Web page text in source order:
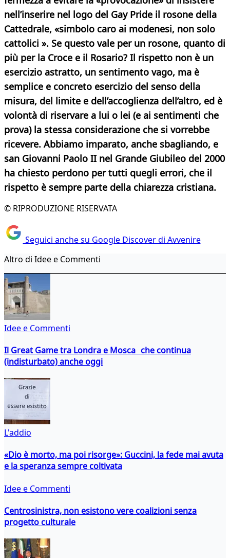
nell’inserire nel logo del Gay Pride il rosone della
Cattedrale, «simbolo caro ai modenesi, non solo
cattolici ». Se questo vale per un rosone, quanto di
più per la Croce e il Rosario? Il rispetto non è un
esercizio astratto, un sentimento vago, ma è
semplice e concreto esercizio del senso della
misura, del limite e dell’accoglienza dell’altro, ed è
volontà di riservare a lui o lei (e ai sentimenti che
prova) la stessa considerazione che si vorrebbe
ricevere. Abbiamo imparato, anche sbagliando, e
san Giovanni Paolo II nel Grande Giubileo del 2000
ha chiesto perdono per tutti quegli errori, che il
rispetto è sempre parte della chiarezza cristiana.
© RIPRODUZIONE RISERVATA
Seguici anche su Google Discover di Avvenire
Altro di Idee e Commenti
Idee e Commenti
Il Great Game tra Londra e Mosca che continua
(indisturbato) anche oggi
L'addio
«Dio è morto, ma poi risorge»: Guccini, la fede mai avuta
e la speranza sempre coltivata
Idee e Commenti
Centrosinistra, non esistono vere coalizioni senza
progetto culturale